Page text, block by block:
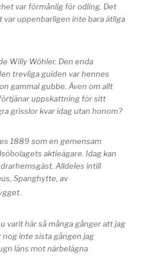
var förmånlig för odling. Det
var uppenbarligen inte bara ätliga
Willy Wöhler. Den enda
trevliga guiden var hennes
gammal gubbe. Även om allt
uppskattning för sitt
grisslor kvar idag utan honom?
1889 som en gemensam
aktieägare. Idag kan
Alldeles intill
Spanghytte, av
varit här så många gånger att jag
inte sista gången jag
läns mot närbelägna